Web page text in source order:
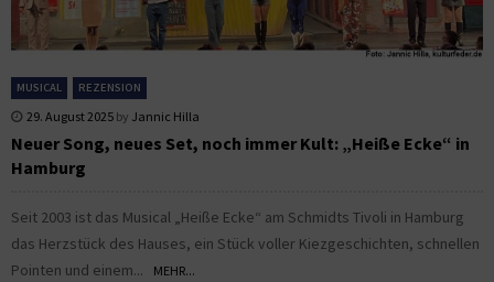
MUSICAL REZENSION
29. August 2025 by Jannic Hilla
Neuer Song, neues Set, noch immer Kult: „Heiße Ecke“ in
Hamburg
Seit 2003 ist das Musical „Heiße Ecke“ am Schmidts Tivoli in Hamburg
das Herzstück des Hauses, ein Stück voller Kiezgeschichten, schnellen
Pointen und einem...
MEHR...